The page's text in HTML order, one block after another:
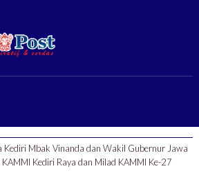
Kediri Mbak Vinanda dan Wakil Gubernur Jawa
Kediri Raya dan Milad KAMMI Ke-27